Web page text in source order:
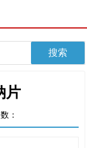
片
：